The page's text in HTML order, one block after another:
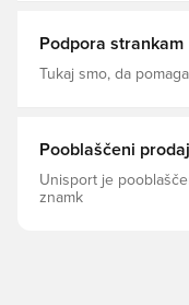
Podpora strankam
Tukaj smo, da
Pooblaščeni
Unisport je
znamk